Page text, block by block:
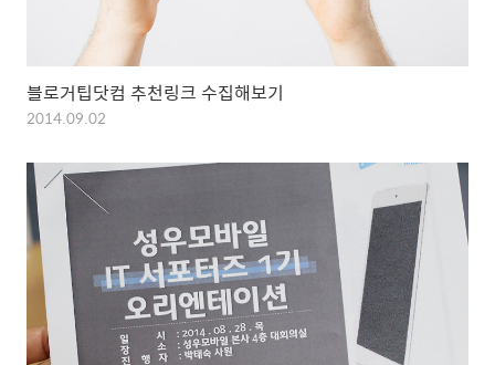
블로거팁닷컴 추천링크 수집해보기
2014.09.02